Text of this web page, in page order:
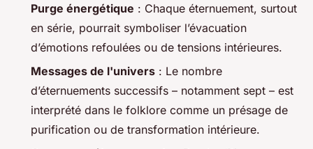
Purge énergétique : Chaque éternuement, surtout
en série, pourrait symboliser l’évacuation
d’émotions refoulées ou de tensions intérieures.
Messages de l'univers : Le nombre
d’éternuements successifs – notamment sept – est
interprété dans le folklore comme un présage de
purification ou de transformation intérieure.